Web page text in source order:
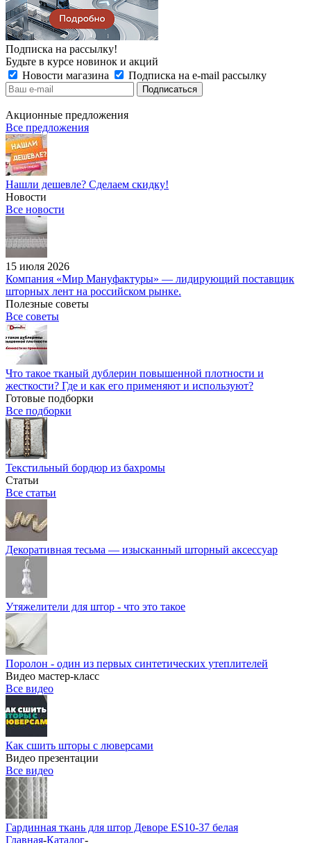
Подписка на рассылку!
Будьте в курсе новинок и акций
Новости магазина
Подписка на e-mail рассылку
Акционные предложения
Все предложения
Нашли дешевле? Сделаем скидку!
Новости
Все новости
15 июля 2026
Компания «Мир Мануфактуры» — лидирующий поставщик
шторных лент на российском рынке.
Полезные советы
Все советы
Что такое тканый дублерин повышенной плотности и
жесткости? Где и как его применяют и используют?
Готовые подборки
Все подборки
Текстильный бордюр из бахромы
Статьи
Все статьи
Декоративная тесьма — изысканный шторный аксессуар
Утяжелители для штор - что это такое
Поролон - один из первых синтетических утеплителей
Видео мастер-класс
Все видео
Как сшить шторы с люверсами
Видео презентации
Все видео
Гардинная ткань для штор Деворе ES10-37 белая
Главная-Каталог-